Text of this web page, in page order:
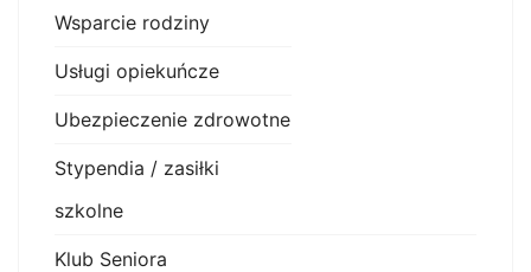
Wsparcie rodziny
Usługi opiekuńcze
Ubezpieczenie zdrowotne
Stypendia / zasiłki
szkolne
Klub Seniora